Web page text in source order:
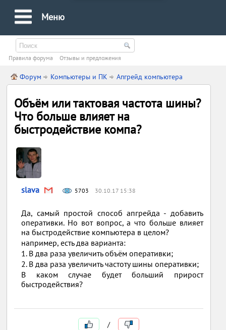
Меню
Правила форума Oтзывы и предложения
Форум Компьютеры и ПК Апгрейд компьютера
Объём или тактовая частота шины?
Что больше влияет на
быстродействие компа?
slava 5703 30.10.17 15:38
Да, самый простой способ апгрейда - добавить
оперативки. Но вот вопрос, а что больше влияет
на быстродействие компьютера в целом?
например, есть два варианта:
1. В два раза увеличить объём оперативки;
2. В два раза увеличить частоту шины оперативки;
В каком случае будет больший прирост
быстродействия?
/